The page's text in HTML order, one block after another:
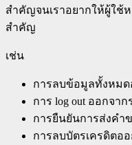
สำคัญจนเราอยากให้ผู้ใช้
สำคัญ
เช่น
การลบข้อมูลทั้งหมด
การ log out ออกจาก
การยืนยันการส่งคำ
การลบบัตรเครดิตอ